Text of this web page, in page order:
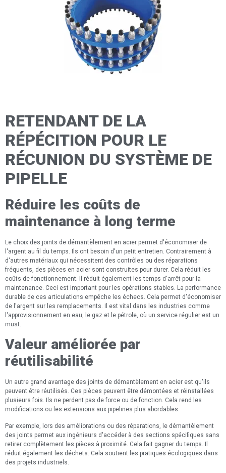
RETENDANT DE LA
RÉPÉCITION POUR LE
RÉCUNION DU SYSTÈME DE
PIPELLE
Réduire les coûts de
maintenance à long terme
Le choix des joints de démantèlement en acier permet d'économiser de
l'argent au fil du temps. Ils ont besoin d'un petit entretien. Contrairement à
d'autres matériaux qui nécessitent des contrôles ou des réparations
fréquents, des pièces en acier sont construites pour durer. Cela réduit les
coûts de fonctionnement. Il réduit également les temps d'arrêt pour la
maintenance. Ceci est important pour les opérations stables. La performance
durable de ces articulations empêche les échecs. Cela permet d'économiser
de l'argent sur les remplacements. Il est vital dans les industries comme
l'approvisionnement en eau, le gaz et le pétrole, où un service régulier est un
must.
Valeur améliorée par
réutilisabilité
Un autre grand avantage des joints de démantèlement en acier est qu'ils
peuvent être réutilisés. Ces pièces peuvent être démontées et réinstallées
plusieurs fois. Ils ne perdent pas de force ou de fonction. Cela rend les
modifications ou les extensions aux pipelines plus abordables.
Par exemple, lors des améliorations ou des réparations, le démantèlement
des joints permet aux ingénieurs d'accéder à des sections spécifiques sans
retirer complètement les pièces à proximité. Cela fait gagner du temps. Il
réduit également les déchets. Cela soutient les pratiques écologiques dans
des projets industriels.